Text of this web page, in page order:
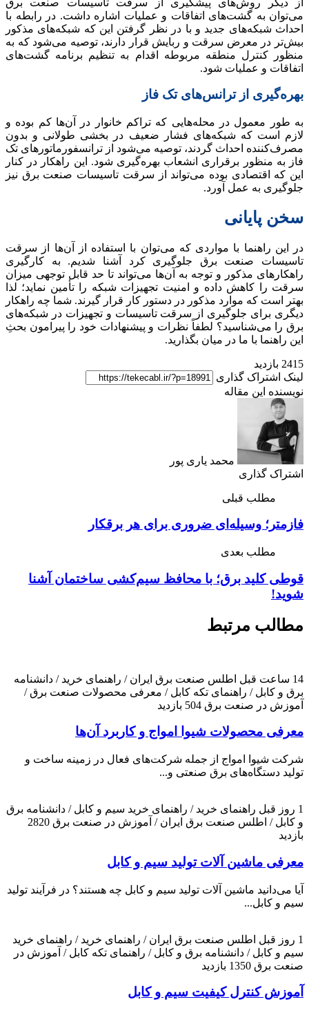
می‌توان به گشت‌های اتفاقات و عملیات اشاره داشت. در رابطه با
احداث شبکه‌های جدید و با در نظر گرفتن این که شبکه‌های مذکور
بیش‌تر در معرض سرقت و ربایش قرار دارند، توصیه می‌شود که به
منظور کنترل منطقه مربوطه اقدام به تنظیم برنامه گشت‌های
اتفاقات و عملیات شود.
بهره‌گیری از ترانس‌های تک فاز
به طور معمول در محله‌هایی که تراکم خانوار در آن‌ها کم بوده و
لازم است که شبکه‌های فشار ضعیف در بخشی طولانی و بدون
مصرف‌کننده احداث گردند، توصیه می‌شود از ترانسفورماتورهای تک
فاز به منظور برقراری انشعاب بهره‌گیری شود. این راهکار در کنار
این که اقتصادی بوده می‌تواند از سرقت تاسیسات صنعت برق نیز
جلوگیری به عمل آورد.
سخن پایانی
در این راهنما با مواردی که می‌توان با استفاده از آن‌ها از سرقت
تاسیسات صنعت برق جلوگیری کرد آشنا شدیم. به کارگیری
راهکارهای مذکور و توجه به آن‌ها می‌تواند تا حد قابل توجهی میزان
سرقت را کاهش داده و امنیت تجهیزات شبکه را تأمین نماید؛ لذا
بهتر است که موارد مذکور در دستور کار قرار گیرند. شما چه راهکار
دیگری برای جلوگیری از سرقت تاسیسات و تجهیزات در شبکه‌های
برق را می‌شناسید؟ لطفاً نظرات و پیشنهادات خود را پیرامون بحثِ
این راهنما با ما در میان بگذارید.
2415 بازدید
لینک اشتراک گذاری
نویسنده این مقاله
محمد یاری پور
اشتراک گذاری
مطلب قبلی
فازمتر؛ وسیله‌ای ضروری برای هر برقکار
مطلب بعدی
قوطی کلید برق؛ با محافظ سیم‌کشی ساختمان آشنا
شوید!
مطالب مرتبط
14 ساعت قبل
اطلس صنعت برق ایران / راهنمای خرید / دانشنامه
برق و کابل / راهنمای تکه کابل / معرفی محصولات صنعت برق /
آموزش در صنعت برق 504 بازدید
معرفی محصولات شیوا امواج و کاربرد آن‌ها
شرکت شیوا امواج از جمله شرکت‌های فعال در زمینه ساخت و
تولید دستگاه‌های برق صنعتی و...
1 روز قبل
راهنمای خرید / راهنمای خرید سیم و کابل / دانشنامه برق
و کابل / اطلس صنعت برق ایران / آموزش در صنعت برق 2820
بازدید
معرفی ماشین آلات تولید سیم و کابل
آیا می‌دانید ماشین آلات تولید سیم و کابل چه هستند؟ در فرآیند تولید
سیم و کابل...
1 روز قبل
اطلس صنعت برق ایران / راهنمای خرید / راهنمای خرید
سیم و کابل / دانشنامه برق و کابل / راهنمای تکه کابل / آموزش در
صنعت برق 1350 بازدید
آموزش کنترل کیفیت سیم و کابل